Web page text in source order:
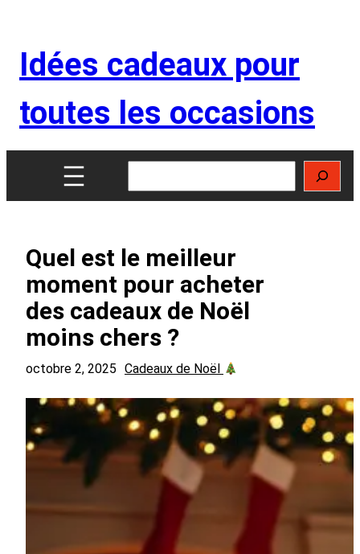
contenu
Idées cadeaux pour
toutes les occasions
Quel est le meilleur
moment pour acheter
des cadeaux de Noël
moins chers ?
octobre 2, 2025 Cadeaux de Noël